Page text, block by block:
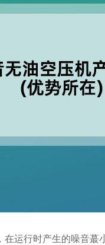
运行时产生的噪音